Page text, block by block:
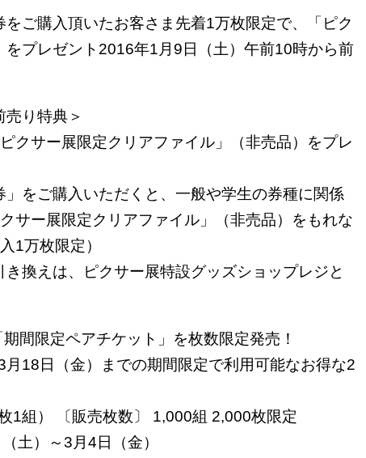
ご購入頂いたお客さま先着1万枚限定で、「ピク
プレゼント2016年1月9日（土）午前10時から前
売り特典＞
クサー展限定クリアファイル」（非売品）をプレ
をご購入いただくと、一般や学生の券種に関係
サー展限定クリアファイル」（非売品）をもれな
1万枚限定）
換えは、ピクサー展特設グッズショップレジと
間限定ペアチケット」を枚数限定発売！
月18日（金）までの期間限定で利用可能なお得な2
1組） 〔販売枚数〕 1,000組 2,000枚限定
土）～3月4日（金）